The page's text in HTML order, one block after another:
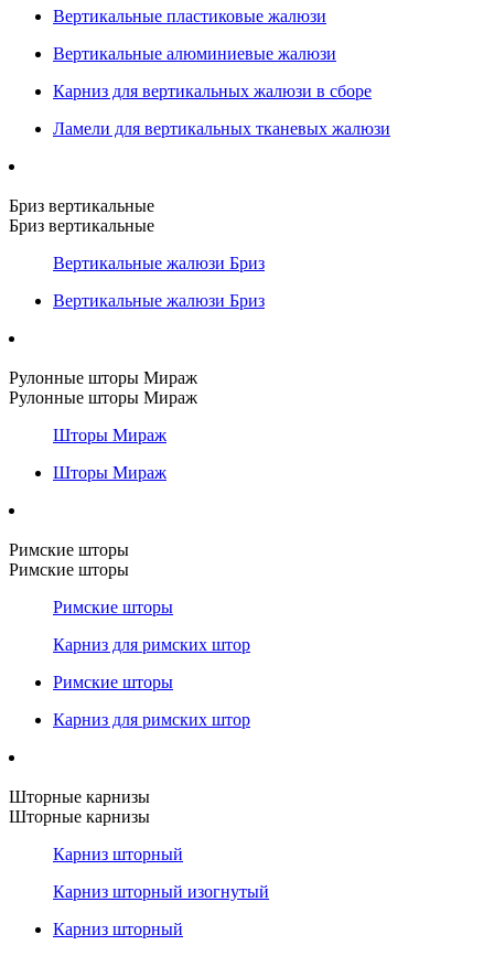
Вертикальные пластиковые жалюзи
Вертикальные алюминиевые жалюзи
Карниз для вертикальных жалюзи в сборе
Ламели для вертикальных тканевых жалюзи
Бриз вертикальные
Бриз вертикальные
Вертикальные жалюзи Бриз
Вертикальные жалюзи Бриз
Рулонные шторы Мираж
Рулонные шторы Мираж
Шторы Мираж
Шторы Мираж
Римские шторы
Римские шторы
Римские шторы
Карниз для римских штор
Римские шторы
Карниз для римских штор
Шторные карнизы
Шторные карнизы
Карниз шторный
Карниз шторный изогнутый
Карниз шторный